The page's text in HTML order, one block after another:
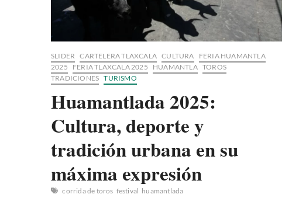
SLIDER CARTELERA TLAXCALA CULTURA
FERIA HUAMANTLA
2025
FERIA TLAXCALA 2025 HUAMANTLA TOROS
TRADICIONES TURISMO
Huamantlada 2025:
Cultura, deporte y
tradición urbana en su
máxima expresión
corrida de toros festival huamantlada